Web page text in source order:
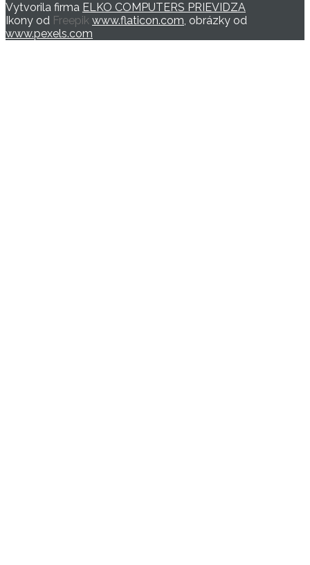
Vytvorila firma ELKO COMPUTERS PRIEVIDZA
Ikony od Freepik www.flaticon.com, obrázky od
www.pexels.com